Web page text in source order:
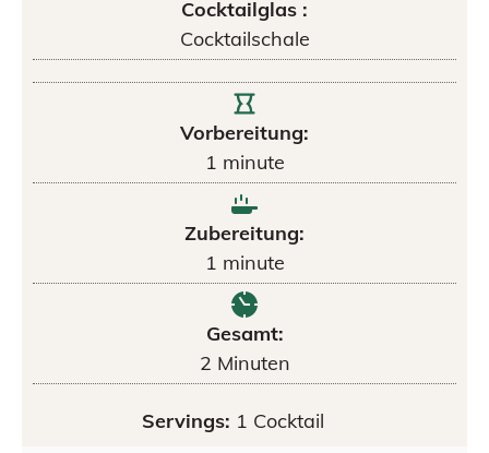
Cocktailglas :
Cocktailschale
Vorbereitung:
1 minute
Zubereitung:
1 minute
Gesamt:
2 Minuten
Servings: 1 Cocktail